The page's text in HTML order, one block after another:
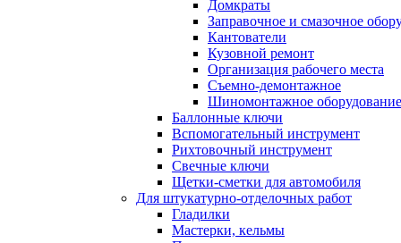
Домкраты
Заправочное и смазочное
Кантователи
Кузовной ремонт
Организация рабочего места
Съемно-демонтажное
Шиномонтажное оборудование
Баллонные ключи
Вспомогательный инструмент
Рихтовочный инструмент
Свечные ключи
Щетки-сметки для автомобиля
Для штукатурно-отделочных работ
Гладилки
Мастерки, кельмы